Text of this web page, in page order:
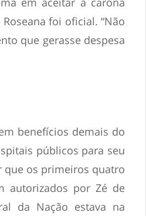
foi oficial. “Não
que gerasse despesa
benefícios demais do
públicos para seu
que os primeiros quatro
autorizados por Zé de
da Nação estava na